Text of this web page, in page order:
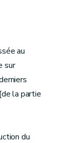
au
sur
la partie
du